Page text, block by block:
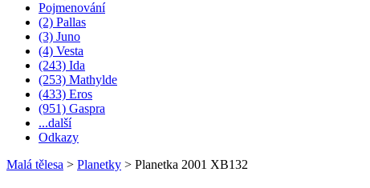
Pojmenování
(2) Pallas
(3) Juno
(4) Vesta
(243) Ida
(253) Mathylde
(433) Eros
(951) Gaspra
...další
Odkazy
Malá tělesa > Planetky > Planetka 2001 XB132